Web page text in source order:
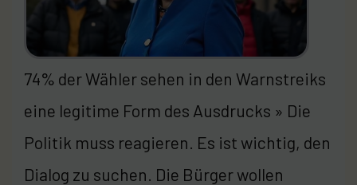
74% der Wähler sehen in den Warnstreiks
eine legitime Form des Ausdrucks » Die
Politik muss reagieren. Es ist wichtig, den
Dialog zu suchen. Die Bürger wollen